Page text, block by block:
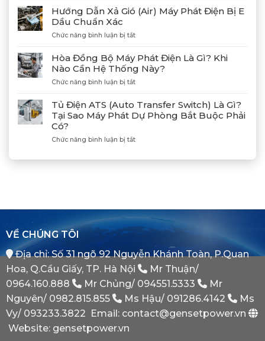
MGS2300R
Cảng
Gỡ
Và
Nối
Tác
Cùng
Tân
Giám
Mitsubishi
Heavy
Industries
Khẳng
Vị
Của
Bình
Minh
Hướng Dẫn Xả Gió (Air) Máy Phát Điện Bị E
Dầu Chuẩn Xác
Chức năng bình luận bị tắtở
Dẫn
Xả
Gió
(Air)
Phát
Điện
Bị
Dầu
Xác
Hòa Đồng Bộ Máy Phát Điện Là Gì? Khi
Nào Cần Hệ Thống Này?
Chức năng bình luận bị tắtở
Đồng
Bộ
Máy
Điện
Tủ Điện ATS (Auto Transfer Switch) Là Gì?
Tại Sao Máy Phát Dự Phòng Bắt Buộc Phải
Có?
Chức năng bình luận bị tắtở
Điện
Tại
Sao
Phát
Dự
Phòng
Bắt
Phải
Có?
VỀ CHÚNG TÔI
Địa chỉ: Số 31 ngõ 92 Nguyễn Khánh Toàn, P.Quan
Hoa, Q.Cầu Giấy, TP. Hà Nội
Mr Thuận/
0964.160.888
Mr Chủng/ 094551.5333
Mr
Nguyên/ 0982.815.855 Ms Hậu/ 091286.4142
Ms
Vy/ 093233.3822 Email: contact@gensetpower.vn
Website: gensetpower.vn